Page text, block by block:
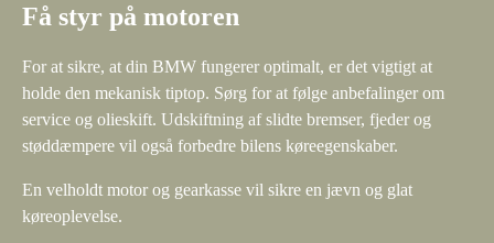
Få styr på motoren
For at sikre, at din BMW fungerer optimalt, er det vigtigt at
holde den mekanisk tiptop. Sørg for at følge anbefalinger om
service og olieskift. Udskiftning af slidte bremser, fjeder og
støddæmpere vil også forbedre bilens køreegenskaber.
En velholdt motor og gearkasse vil sikre en jævn og glat
køreoplevelse.